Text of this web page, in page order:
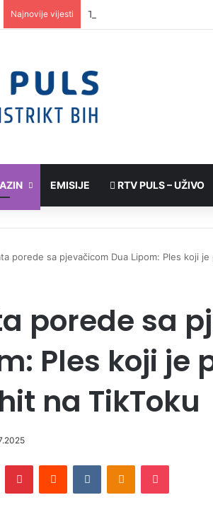
Najnovije vijesti
EMISIJE RTV PULS – UŽIVO
porede sa pjevačicom Dua Lipom: Ples koji
porede sa
Ples koji je
na TikToku